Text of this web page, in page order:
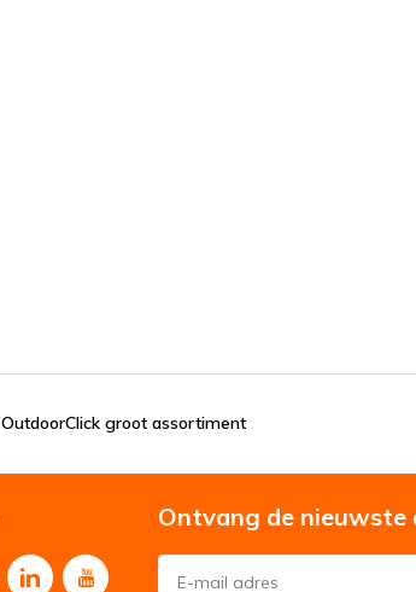
OutdoorClick groot assortiment
Ontvang de nieuwste